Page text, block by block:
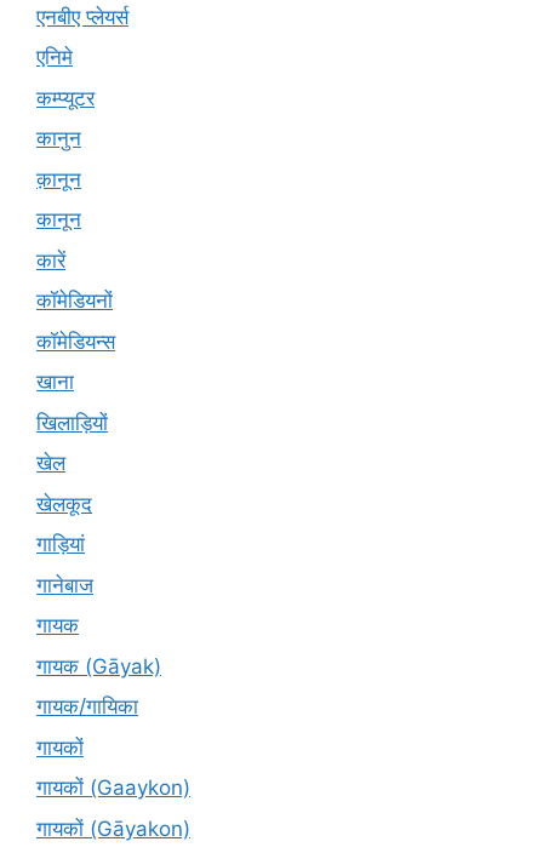
एनबीए प्लेयर्स
एनिमे
कम्प्यूटर
कानुन
क़ानून
कानून
कारें
कॉमेडियनों
कॉमेडियन्स
खाना
खिलाड़ियों
खेल
खेलकूद
गाड़ियां
गानेबाज
गायक
गायक (Gāyak)
गायक/गायिका
गायकों
गायकों (Gaaykon)
गायकों (Gāyakon)